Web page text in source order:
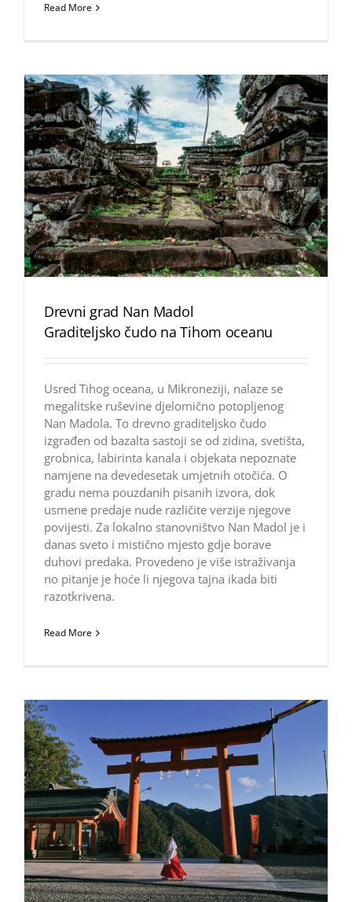
Read More
Drevni grad Nan Madol
Graditeljsko čudo na Tihom oceanu
Usred Tihog oceana, u Mikroneziji, nalaze se
megalitske ruševine djelomično potopljenog
Nan Madola. To drevno graditeljsko čudo
izgrađen od bazalta sastoji se od zidina, svetišta,
grobnica, labirinta kanala i objekata nepoznate
namjene na devedesetak umjetnih otočića. O
gradu nema pouzdanih pisanih izvora, dok
usmene predaje nude različite verzije njegove
povijesti. Za lokalno stanovništvo Nan Madol je i
danas sveto i mistično mjesto gdje borave
duhovi predaka. Provedeno je više istraživanja
no pitanje je hoće li njegova tajna ikada biti
razotkrivena.
Read More